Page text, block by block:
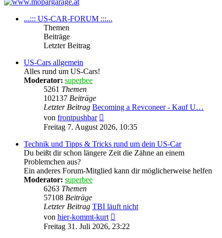
...::: US-CAR-FORUM :::...
Themen
Beiträge
Letzter Beitrag
US-Cars allgemein
Alles rund um US-Cars!
Moderator: superbee
5261 Themen
102137 Beiträge
Letzter Beitrag Becoming a Revconeer - Kauf U…
von frontpushbar
Beitrag
Freitag 7. August 2026, 10:35
Technik und Tipps & Tricks rund um dein US-Car
Du beißt dir schon längere Zeit die Zähne an einem
Problemchen aus?
Ein anderes Forum-Mitglied kann dir möglicherweise helfen
Moderator: superbee
6263 Themen
57108 Beiträge
Letzter Beitrag TBI läuft nicht
von hier-kommt-kurt
Beitrag
Freitag 31. Juli 2026, 23:22